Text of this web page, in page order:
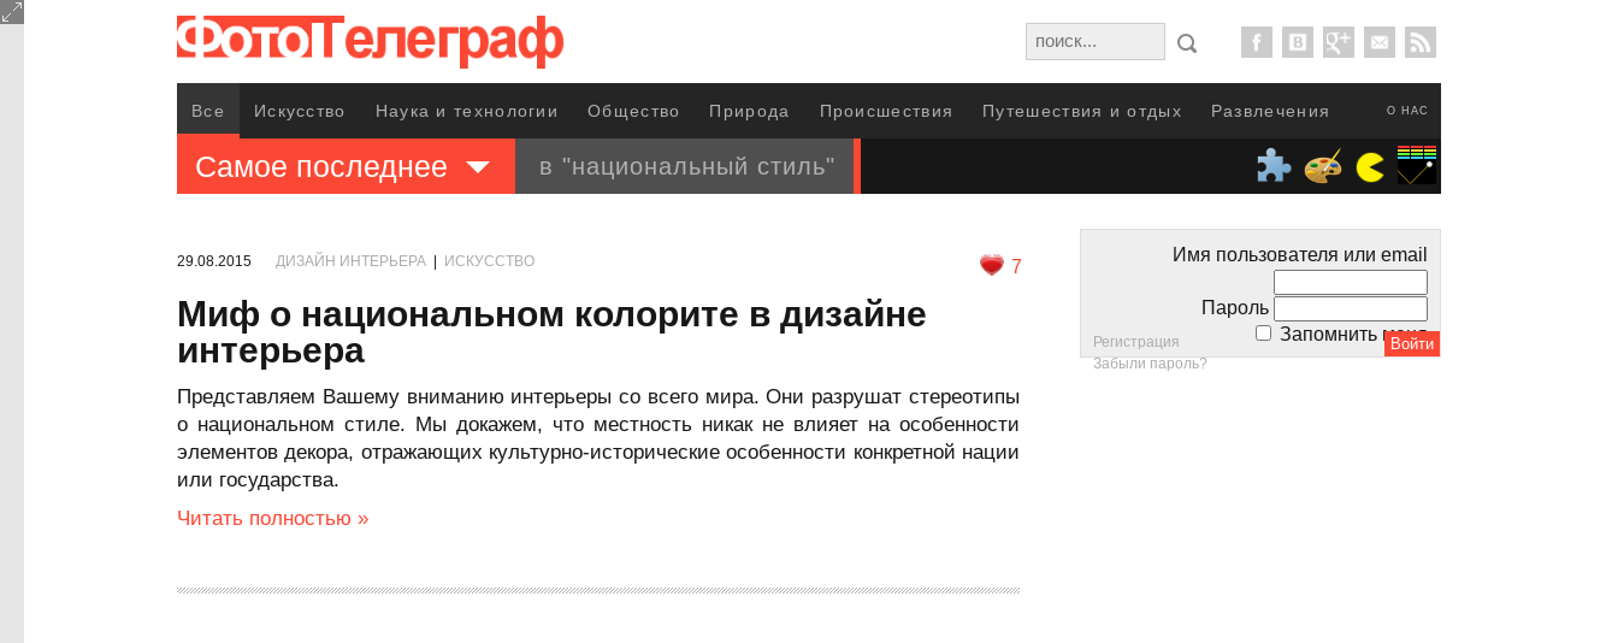
О НАС
Все Искусство Наука и технологии Общество Природа Происшествия Путешествия и отдых Развлечения
Самое последнее в "национальный стиль"
29.08.2015 ДИЗАЙН ИНТЕРЬЕРА ИСКУССТВО 7
Миф о национальном колорите в дизайне
интерьера
Представляем Вашему вниманию интерьеры со всего мира. Они разрушат стереотипы
о национальном стиле. Мы докажем, что местность никак не влияет на особенности
элементов декора, отражающих культурно-исторические особенности конкретной нации
или государства.
Читать полностью »
Имя пользователя или email
Пароль
Запомнить меня
Регистрация
Забыли пароль?